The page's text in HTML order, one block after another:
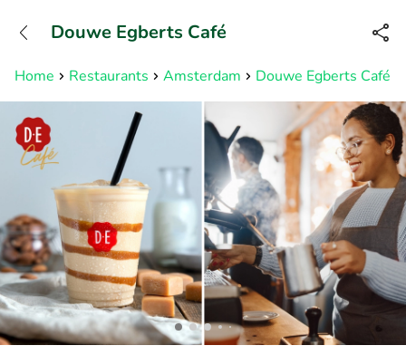
Available until 23:00
Home Restaurants Amsterdam Douwe Egberts Café
Douwe Egberts Café